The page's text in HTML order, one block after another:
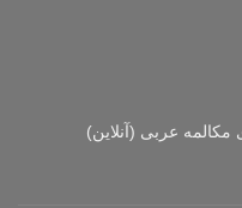
عربی (آنلاین)